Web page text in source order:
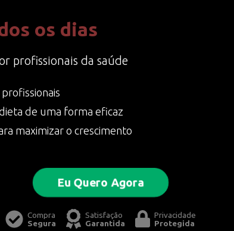
os dias
profissionais da saúde
de uma forma eficaz
maximizar o crescimento
Eu Quero Agora
Compra
Segura
Satisfação
Garantida
Privacidade
Protegida